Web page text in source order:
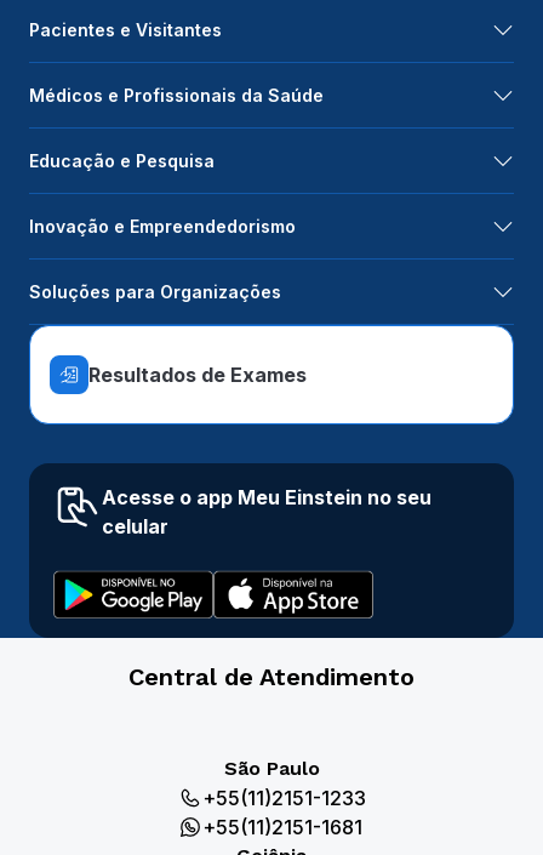
Pacientes e Visitantes
Médicos e Profissionais da Saúde
Educação e Pesquisa
Inovação e Empreendedorismo
Soluções para Organizações
Resultados de Exames
Acesse o app Meu Einstein no seu
celular
Central de Atendimento
São Paulo
+55(11)2151-1233
+55(11)2151-1681